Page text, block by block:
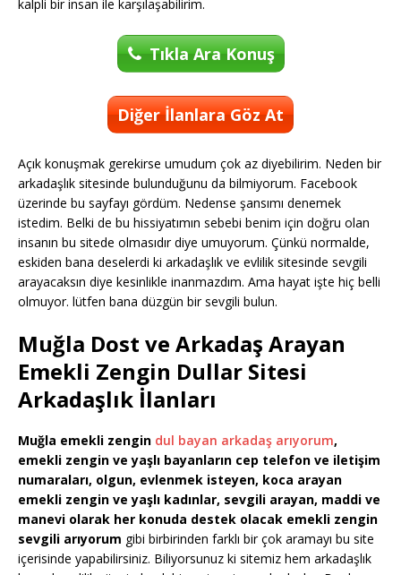
kalpli bir insan ile karşılaşabilirim.
Tıkla Ara Konuş
Diğer İlanlara Göz At
Açık konuşmak gerekirse umudum çok az diyebilirim. Neden bir
arkadaşlık sitesinde bulunduğunu da bilmiyorum. Facebook
üzerinde bu sayfayı gördüm. Nedense şansımı denemek
istedim. Belki de bu hissiyatımın sebebi benim için doğru olan
insanın bu sitede olmasıdır diye umuyorum. Çünkü normalde,
eskiden bana deselerdi ki arkadaşlık ve evlilik sitesinde sevgili
arayacaksın diye kesinlikle inanmazdım. Ama hayat işte hiç belli
olmuyor. lütfen bana düzgün bir sevgili bulun.
Muğla Dost ve Arkadaş Arayan
Emekli Zengin Dullar Sitesi
Arkadaşlık İlanları
Muğla emekli zengin dul bayan arkadaş arıyorum,
emekli zengin ve yaşlı bayanların cep telefon ve iletişim
numaraları, olgun, evlenmek isteyen, koca arayan
emekli zengin ve yaşlı kadınlar, sevgili arayan, maddi ve
manevi olarak her konuda destek olacak emekli zengin
sevgili arıyorum gibi birbirinden farklı bir çok aramayı bu site
içerisinde yapabilirsiniz. Biliyorsunuz ki sitemiz hem arkadaşlık